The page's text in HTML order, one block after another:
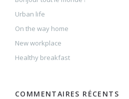
Urban life
On the way home
New workplace
Healthy breakfast
COMMENTAIRES RÉCENTS